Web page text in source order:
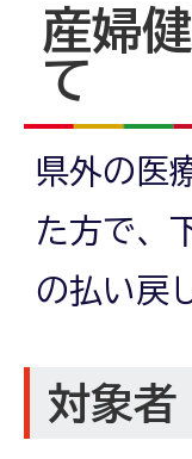
産婦
て
県外の医
た方で、
の払い戻
対象者